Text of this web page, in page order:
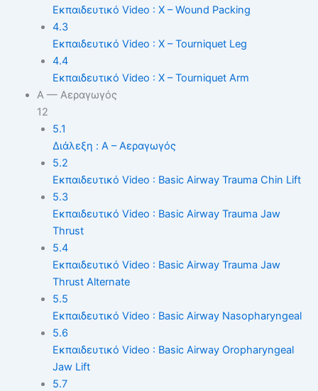
Εκπαιδευτικό Video : X – Wound Packing
4.3
Εκπαιδευτικό Video : X – Tourniquet Leg
4.4
Εκπαιδευτικό Video : X – Tourniquet Arm
A — Αεραγωγός
12
5.1
Διάλεξη : A – Αεραγωγός
5.2
Εκπαιδευτικό Video : Basic Airway Trauma Chin Lift
5.3
Εκπαιδευτικό Video : Basic Airway Trauma Jaw
Thrust
5.4
Εκπαιδευτικό Video : Basic Airway Trauma Jaw
Thrust Alternate
5.5
Εκπαιδευτικό Video : Basic Airway Nasopharyngeal
5.6
Εκπαιδευτικό Video : Basic Airway Oropharyngeal
Jaw Lift
5.7